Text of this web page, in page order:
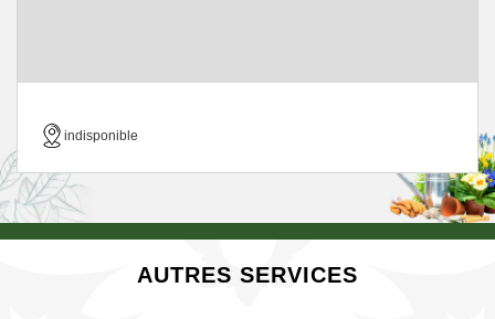
indisponible
AUTRES SERVICES